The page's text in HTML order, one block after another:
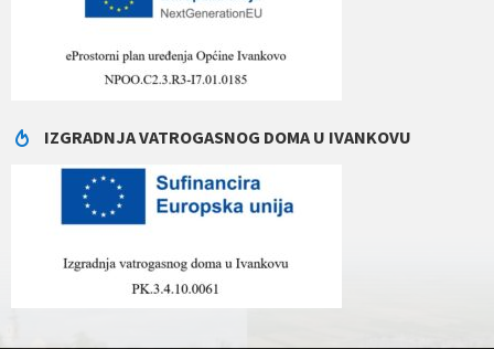
IZGRADNJA VATROGASNOG DOMA U IVANKOVU